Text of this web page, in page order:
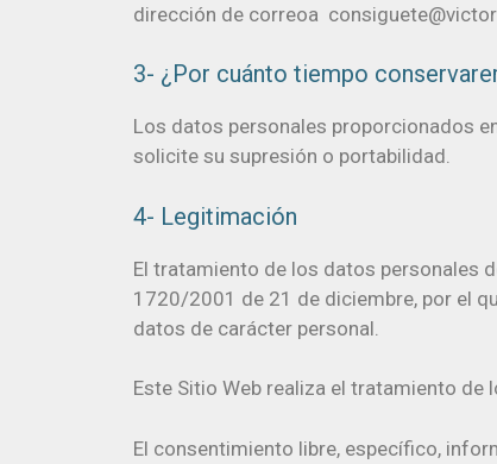
dirección de correoa
3- ¿Por cuánto tiempo
Los datos personales proporcionados
solicite su supresión o portabilidad.
4- Legitimación
El tratamiento de los datos personales
1720/2001 de 21 de diciembre, por el
datos de carácter personal.
Este Sitio Web realiza el tratamiento
El consentimiento libre, específico,